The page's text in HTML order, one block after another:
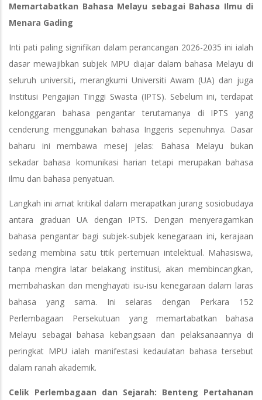
Memartabatkan Bahasa Melayu sebagai Bahasa Ilmu di
Menara Gading
Inti pati paling signifikan dalam perancangan 2026-2035 ini ialah
dasar mewajibkan subjek MPU diajar dalam bahasa Melayu di
seluruh universiti, merangkumi Universiti Awam (UA) dan juga
Institusi Pengajian Tinggi Swasta (IPTS). Sebelum ini, terdapat
kelonggaran bahasa pengantar terutamanya di IPTS yang
cenderung menggunakan bahasa Inggeris sepenuhnya. Dasar
baharu ini membawa mesej jelas: Bahasa Melayu bukan
sekadar bahasa komunikasi harian tetapi merupakan bahasa
ilmu dan bahasa penyatuan.
Langkah ini amat kritikal dalam merapatkan jurang sosiobudaya
antara graduan UA dengan IPTS. Dengan menyeragamkan
bahasa pengantar bagi subjek-subjek kenegaraan ini, kerajaan
sedang membina satu titik pertemuan intelektual. Mahasiswa,
tanpa mengira latar belakang institusi, akan membincangkan,
membahaskan dan menghayati isu-isu kenegaraan dalam laras
bahasa yang sama. Ini selaras dengan Perkara 152
Perlembagaan Persekutuan yang memartabatkan bahasa
Melayu sebagai bahasa kebangsaan dan pelaksanaannya di
peringkat MPU ialah manifestasi kedaulatan bahasa tersebut
dalam ranah akademik.
Celik Perlembagaan dan Sejarah: Benteng Pertahanan